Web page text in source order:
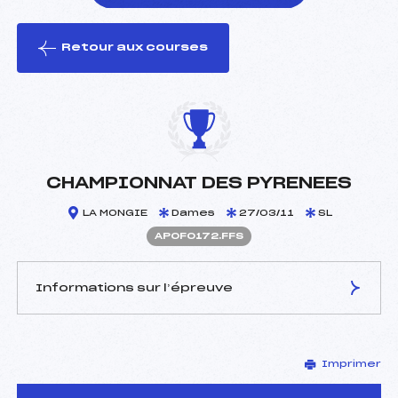
le ski
Retour aux courses
CHAMPIONNAT DES PYRENEES
LA MONGIE Dames 27/03/11 SL
APOF0172.FFS
Informations sur l’épreuve
MICHAUD JACQUES (PO)
Arbitre :
MARTREUIL SYLVAIN (PO)
Imprimer